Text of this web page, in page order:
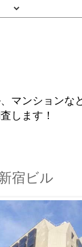
マンションな
します！
宿ビル